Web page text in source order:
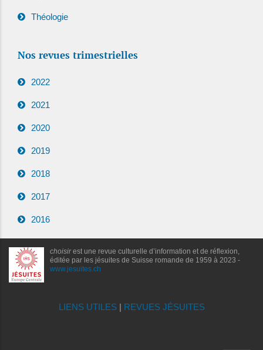
Théologie
Nos revues trimestrielles
2022
2021
2020
2019
2018
2017
2016
choisirest une revue culturelle d’information et de réflexion,
éditée par les jésuites de Suisse romande de 1959 à 2023 -
www.jesuites.ch
LIENS UTILES| REVUES JÉSUITES